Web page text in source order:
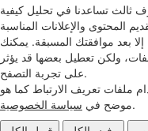
ثالث تساعدنا في تحليل كيفية
المحتوى والإعلانات المناسبة
بعد موافقتك المسبقة. يمكنك
ولكن تعطيل بعضها قد يؤثر
على تجربة التصفح.
ملفات تعريف الارتباط كما هو
موضح في سياسة الخصوصية
.